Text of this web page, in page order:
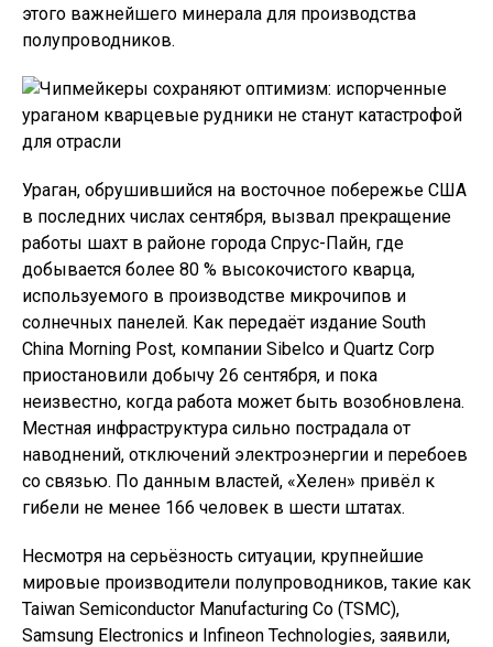
этого важнейшего минерала для производства
полупроводников.
Ураган, обрушившийся на восточное побережье США
в последних числах сентября, вызвал прекращение
работы шахт в районе города Спрус-Пайн, где
добывается более 80 % высокочистого кварца,
используемого в производстве микрочипов и
солнечных панелей. Как передаёт издание South
China Morning Post, компании Sibelco и Quartz Corp
приостановили добычу 26 сентября, и пока
неизвестно, когда работа может быть возобновлена.
Местная инфраструктура сильно пострадала от
наводнений, отключений электроэнергии и перебоев
со связью. По данным властей, «Хелен» привёл к
гибели не менее 166 человек в шести штатах.
Несмотря на серьёзность ситуации, крупнейшие
мировые производители полупроводников, такие как
Taiwan Semiconductor Manufacturing Co (TSMC),
Samsung Electronics и Infineon Technologies, заявили,